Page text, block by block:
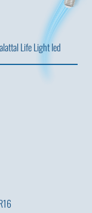
Life Light led